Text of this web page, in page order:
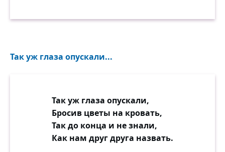
Так уж глаза опускали...
Так уж глаза опускали,
Бросив цветы на кровать,
Так до конца и не знали,
Как нам друг друга назвать.